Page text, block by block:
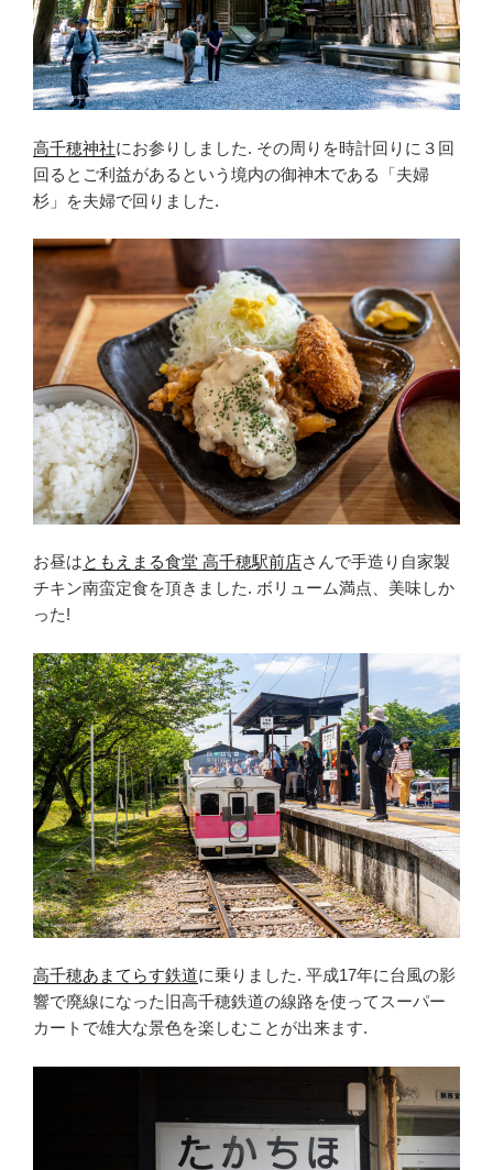
高千穂神社にお参りしました. その周りを時計回りに３回
回るとご利益があるという境内の御神木である「夫婦
杉」を夫婦で回りました.
お昼はともえまる食堂 高千穂駅前店さんで手造り自家製
チキン南蛮定食を頂きました. ボリューム満点、美味しか
った!
高千穂あまてらす鉄道に乗りました. 平成17年に台風の影
響で廃線になった旧高千穂鉄道の線路を使ってスーパー
カートで雄大な景色を楽しむことが出来ます.